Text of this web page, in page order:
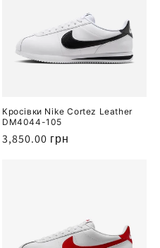
Кросівки Nike Cortez Leather
DM4044-105
Звичайна
3,850.00 грн